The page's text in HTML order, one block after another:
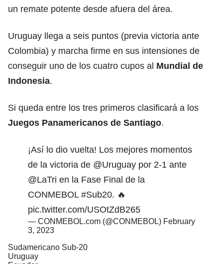
un remate potente desde afuera del área.
Uruguay llega a seis puntos (previa victoria ante
Colombia) y marcha firme en sus intensiones de
conseguir uno de los cuatro cupos al Mundial de
Indonesia.
Si queda entre los tres primeros clasificará a los
Juegos Panamericanos de Santiago.
¡Así lo dio vuelta! Los mejores momentos
de la victoria de @Uruguay por 2-1 ante
@LaTri en la Fase Final de la
CONMEBOL #Sub20. 🔥
pic.twitter.com/USOtZdB265
— CONMEBOL.com (@CONMEBOL) February
3, 2023
Sudamericano Sub-20
Uruguay